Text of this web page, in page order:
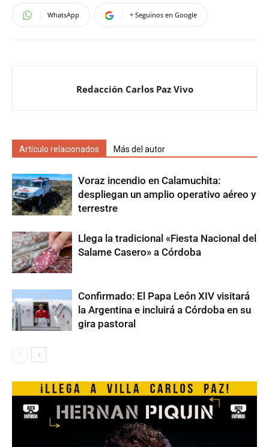
WhatsApp + Seguinos en Google
Redacción Carlos Paz Vivo
Artículo relacionados Más del autor
Voraz incendio en Calamuchita:
despliegan un amplio operativo aéreo y
terrestre
Llega la tradicional «Fiesta Nacional del
Salame Casero» a Córdoba
Confirmado: El Papa León XIV visitará
la Argentina e incluirá a Córdoba en su
gira pastoral